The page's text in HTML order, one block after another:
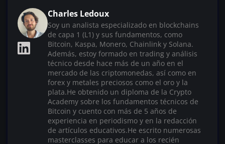
Charles Ledoux
Soy un analista especializado en blockchains
de capa 1 (L1) y sus fundamentos, como
Bitcoin, Kaspa, Monero, Chainlink y Solana.
Además, estoy formado en trading y análisis
técnico desde hace más de un año en el
mercado de las criptomonedas, así como en
forex y metales preciosos como el oro y la
plata.He obtenido un diploma de la Crypto
Academy sobre los fundamentos técnicos de
Bitcoin y cuento con más de 5 años de
experiencia en periodismo y en la redacción
de artículos educativos.He escrito numerosas
masterclasses para educar a los recién